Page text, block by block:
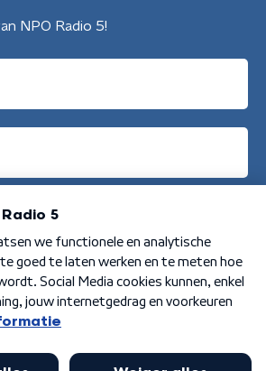
NPO Radio 5!
Aanmelden
Privacybeleid